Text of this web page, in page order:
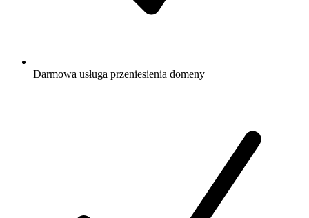
Darmowa usługa przeniesienia domeny